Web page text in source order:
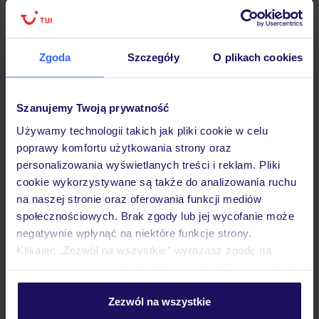
Zgoda Szczegóły O plikach cookies
Szanujemy Twoją prywatność
Używamy technologii takich jak pliki cookie w celu
poprawy komfortu użytkowania strony oraz
personalizowania wyświetlanych treści i reklam. Pliki
cookie wykorzystywane są także do analizowania ruchu
na naszej stronie oraz oferowania funkcji mediów
społecznościowych. Brak zgody lub jej wycofanie może
negatywnie wpłynąć na niektóre funkcje strony.
Klikając „Zezwól na wszystkie” wyrażasz zgodę na
personalizować swój wybór wchodząc w zakładkę
Zezwól na wszystkie
Lider niskich cen 30 lat w
Hotel
Pokoje
Wyżywienie